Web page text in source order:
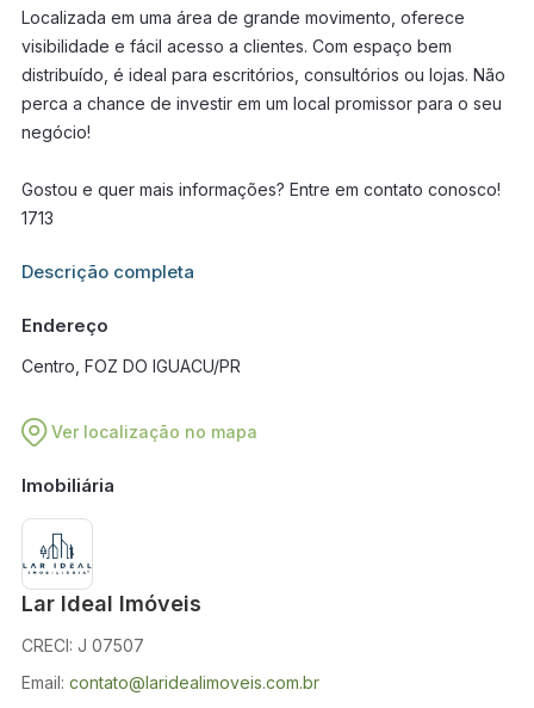
Localizada em uma área de grande movimento, oferece
visibilidade e fácil acesso a clientes. Com espaço bem
distribuído, é ideal para escritórios, consultórios ou lojas. Não
perca a chance de investir em um local promissor para o seu
negócio!
Gostou e quer mais informações? Entre em contato conosco!
1713
Informações adicionais sobre este imóvel estarão disponíveis
Descrição completa
Endereço
Centro, FOZ DO IGUACU/PR
Ver localização no mapa
Imobiliária
Lar Ideal Imóveis
CRECI: J 07507
Email: contato@laridealimoveis.com.br